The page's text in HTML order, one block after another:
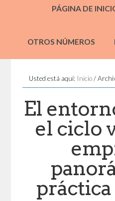
PÁGINA DE
OTROS NÚMEROS
Usted está aquí: Inicio /
El
el ciclo